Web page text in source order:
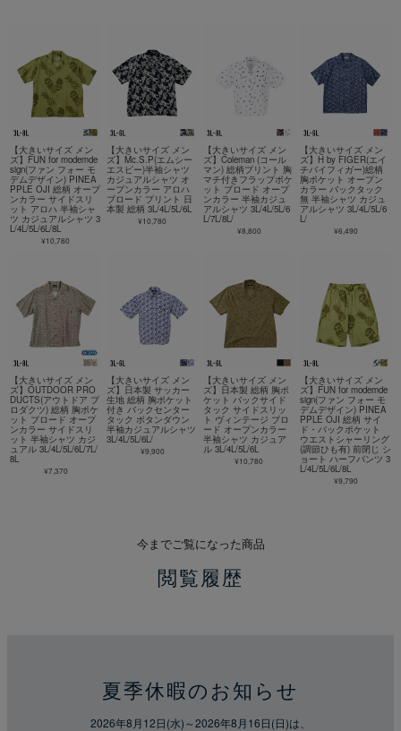
【大きいサイズ メン
ズ】FUN for modemde
sign(ファン フォー モ
デムデザイン) PINEA
PPLE OJI 総柄 オープ
ンカラー サイドスリ
ット アロハ 半袖シャ
ツ カジュアルシャツ 3
L/4L/5L/6L/8L
¥10,780
【大きいサイズ メン
ズ】Mc.S.P(エムシー
エスピー)半袖シャツ
カジュアルシャツ オ
ープンカラー アロハ
ブロード プリント 日
本製 総柄 3L/4L/5L/6L
¥10,780
【大きいサイズ メン
ズ】Coleman (コール
マン) 総柄プリント 胸
マチ付きフラップポケ
ット ブロード オープ
ンカラー 半袖カジュ
アルシャツ 3L/4L/5L/6
L/7L/8L/
¥8,800
【大きいサイズ メン
ズ】H by FIGER(エイ
チバイフィガー)総柄
胸ポケット オープン
カラー バックタック
無 半袖シャツ カジュ
アルシャツ 3L/4L/5L/6
L/
¥6,490
【大きいサイズ メン
ズ】OUTDOOR PRO
DUCTS(アウトドア プ
ロダクツ) 総柄 胸ポケ
ット ブロード オープ
ンカラー サイドスリ
ット 半袖シャツ カジ
ュアル 3L/4L/5L/6L/7L/
8L
¥7,370
【大きいサイズ メン
ズ】日本製 サッカー
生地 総柄 胸ポケット
付き バックセンター
タック ボタンダウン
半袖カジュアルシャツ
3L/4L/5L/6L/
¥9,900
【大きいサイズ メン
ズ】日本製 総柄 胸ポ
ケット バックサイド
タック サイドスリッ
ト ヴィンテージ ブロ
ード オープンカラー
半袖シャツ カジュア
ル 3L/4L/5L/6L
¥10,780
【大きいサイズ メン
ズ】FUN for modemde
sign(ファン フォー モ
デムデザイン) PINEA
PPLE OJI 総柄 サイ
ド・バックポケット
ウエストシャーリング
(調節ひも有) 前閉じ シ
ョート ハーフパンツ 3
L/4L/5L/6L/8L
¥9,790
今までご覧になった商品
閲覧履歴
夏季休暇のお知らせ
2026年8月12日(水)～2026年8月16日(日)は、